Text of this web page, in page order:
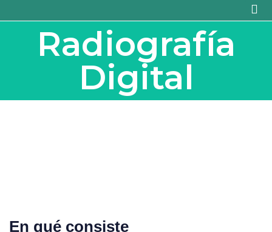
Radiografía
Digital
En qué consiste